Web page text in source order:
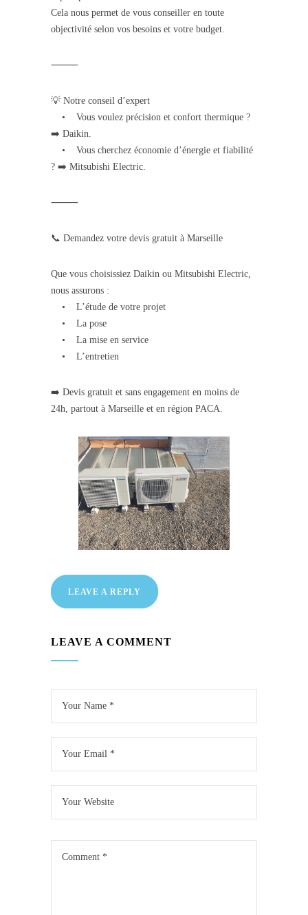
Cela nous permet de vous conseiller en toute
objectivité selon vos besoins et votre budget.
⸻
💡 Notre conseil d’expert
• Vous voulez précision et confort thermique ?
➡️ Daikin.
• Vous cherchez économie d’énergie et fiabilité
? ➡️ Mitsubishi Electric.
⸻
📞 Demandez votre devis gratuit à Marseille
Que vous choisissiez Daikin ou Mitsubishi Electric,
nous assurons :
• L’étude de votre projet
• La pose
• La mise en service
• L’entretien
➡️ Devis gratuit et sans engagement en moins de
24h, partout à Marseille et en région PACA.
LEAVE A REPLY
LEAVE A COMMENT